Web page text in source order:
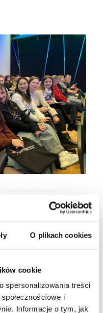
O plikach cookies
cookie
spersonalizowania treści
i
Informacje o tym, jak